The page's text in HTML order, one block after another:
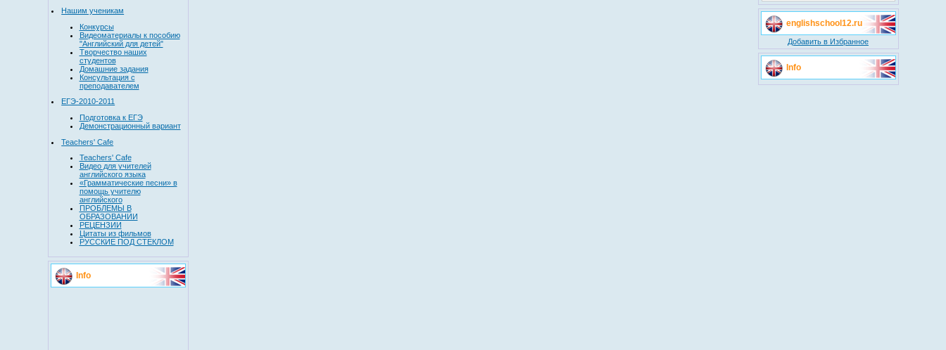
Нашим ученикам
Конкурсы
Видеоматериалы к пособию
"Английский для детей"
Творчество наших
студентов
Домашние задания
Консультация с
преподавателем
ЕГЭ-2010-2011
Подготовка к ЕГЭ
Демонстрационный вариант
Teachers' Cafe
Teachers' Cafe
Видео для учителей
английского языка
«Грамматические песни» в
помощь учителю
английского
ПРОБЛЕМЫ В
ОБРАЗОВАНИИ
РЕЦЕНЗИИ
Цитаты из фильмов
РУССКИЕ ПОД СТЕКЛОМ
Info
englishschool12.ru
Добавить в Избранное
Info